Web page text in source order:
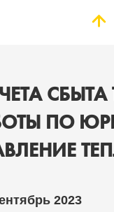
ПО
2023